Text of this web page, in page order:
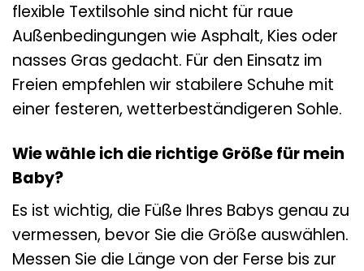
flexible Textilsohle sind nicht für raue
Außenbedingungen wie Asphalt, Kies oder
nasses Gras gedacht. Für den Einsatz im
Freien empfehlen wir stabilere Schuhe mit
einer festeren, wetterbeständigeren Sohle.
Wie wähle ich die richtige Größe für mein
Baby?
Es ist wichtig, die Füße Ihres Babys genau zu
vermessen, bevor Sie die Größe auswählen.
Messen Sie die Länge von der Ferse bis zur